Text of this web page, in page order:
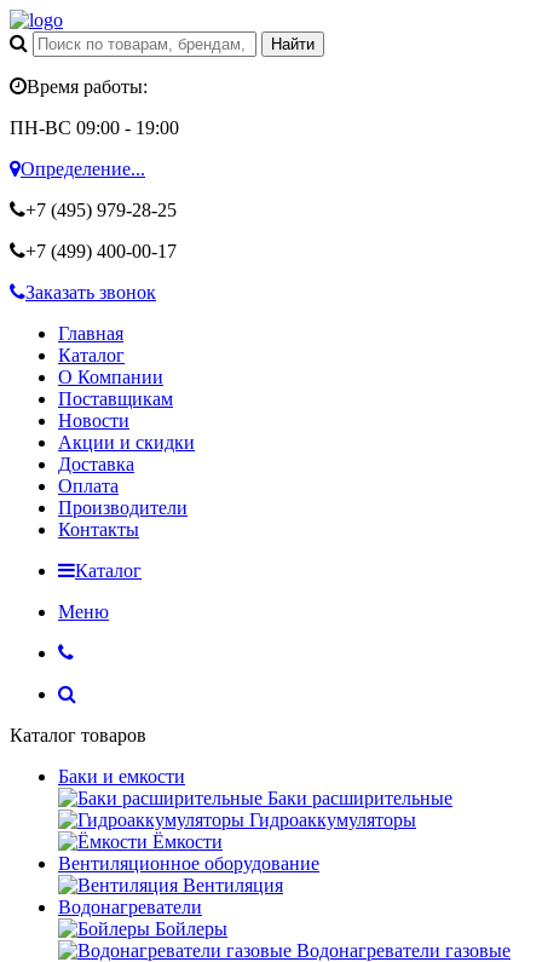
Время работы:
ПН-ВС 09:00 - 19:00
Определение...
+7 (495) 979-28-25
+7 (499) 400-00-17
Заказать звонок
Главная
Каталог
О Компании
Поставщикам
Новости
Акции и скидки
Доставка
Оплата
Производители
Контакты
Каталог
Меню
Каталог товаров
Баки и емкости
Баки расширительные
Гидроаккумуляторы
Ёмкости
Вентиляционное оборудование
Вентиляция
Водонагреватели
Бойлеры
Водонагреватели газовые